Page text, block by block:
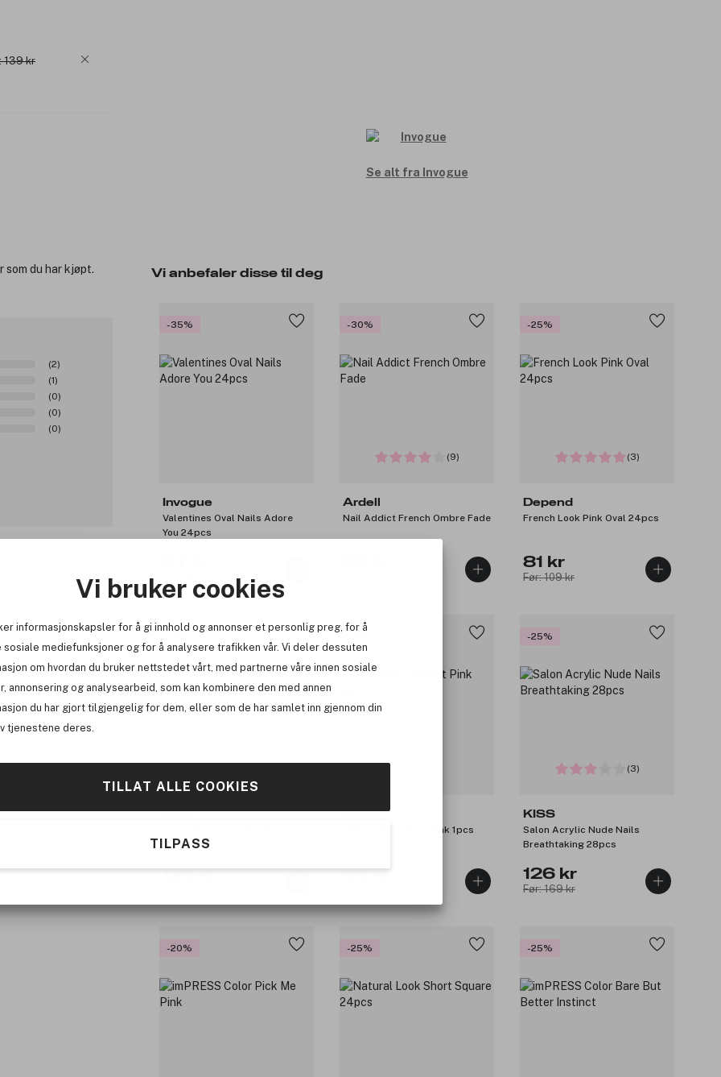
Vi bruker cookies
informasjonskapsler for å gi innhold og annonser et personlig preg, for å
sosiale mediefunksjoner og for å analysere trafikken vår. Vi deler dessuten
om hvordan du bruker nettstedet vårt, med partnerne våre innen sosiale
annonsering og analysearbeid, som kan kombinere den med annen
du har gjort tilgjengelig for dem, eller som de har samlet inn gjennom din
tjenestene deres.
TILLAT ALLE COOKIES
TILPASS
139 kr
Se alt fra Invogue
Vi anbefaler disse til deg
-35%
Invogue
Valentines Oval Nails Adore
You 24pcs
-30%
(9)
Ardell
Nail Addict French Ombre Fade
-25%
(3)
Depend
French Look Pink Oval 24pcs
81 kr
Før: 109 kr
KISS
Graceful 28pcs
126 kr
Ardell
Nail Addict Sweet Pink 1pcs
89 kr
-25%
(3)
KISS
Salon Acrylic Nude Nails
Breathtaking 28pcs
126 kr
Før: 169 kr
-20% -25% -25%
du har kjøpt.
(2)
(1)
(0)
(0)
(0)